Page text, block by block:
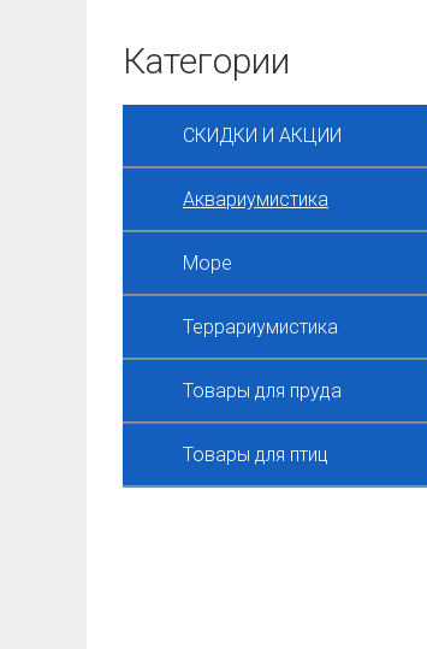
Категории
СКИДКИ И АКЦИИ
Аквариумистика
Море
Террариумистика
Товары для пруда
Товары для птиц